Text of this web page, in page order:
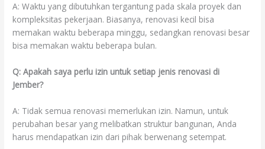
A: Waktu yang dibutuhkan tergantung pada skala proyek dan
kompleksitas pekerjaan. Biasanya, renovasi kecil bisa
memakan waktu beberapa minggu, sedangkan renovasi besar
bisa memakan waktu beberapa bulan.
Q: Apakah saya perlu izin untuk setiap jenis renovasi di
Jember?
A: Tidak semua renovasi memerlukan izin. Namun, untuk
perubahan besar yang melibatkan struktur bangunan, Anda
harus mendapatkan izin dari pihak berwenang setempat.